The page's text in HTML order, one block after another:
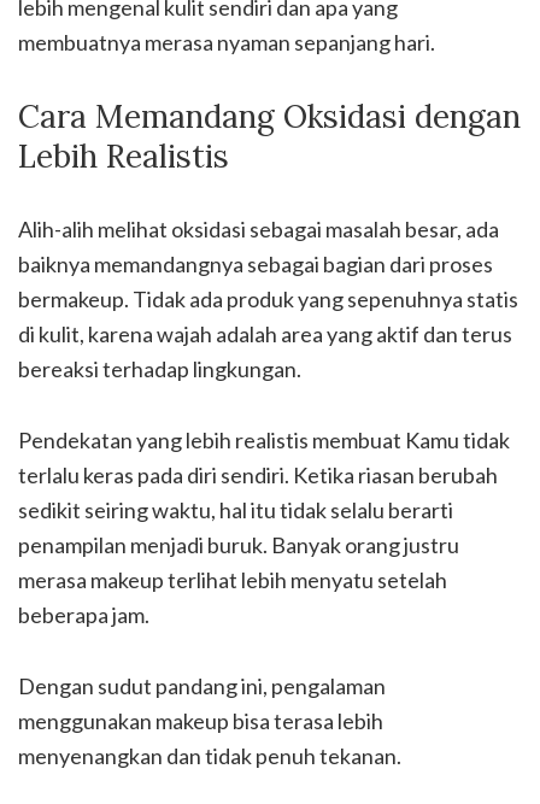
lebih mengenal kulit sendiri dan apa yang
membuatnya merasa nyaman sepanjang hari.
Cara Memandang Oksidasi dengan
Lebih Realistis
Alih-alih melihat oksidasi sebagai masalah besar, ada
baiknya memandangnya sebagai bagian dari proses
bermakeup. Tidak ada produk yang sepenuhnya statis
di kulit, karena wajah adalah area yang aktif dan terus
bereaksi terhadap lingkungan.
Pendekatan yang lebih realistis membuat Kamu tidak
terlalu keras pada diri sendiri. Ketika riasan berubah
sedikit seiring waktu, hal itu tidak selalu berarti
penampilan menjadi buruk. Banyak orang justru
merasa makeup terlihat lebih menyatu setelah
beberapa jam.
Dengan sudut pandang ini, pengalaman
menggunakan makeup bisa terasa lebih
menyenangkan dan tidak penuh tekanan.